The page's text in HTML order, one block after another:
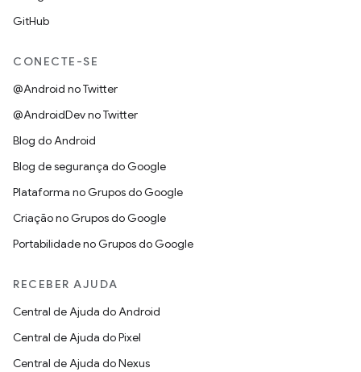
GitHub
CONECTE-SE
@Android no Twitter
@AndroidDev no Twitter
Blog do Android
Blog de segurança do Google
Plataforma no Grupos do Google
Criação no Grupos do Google
Portabilidade no Grupos do Google
RECEBER AJUDA
Central de Ajuda do Android
Central de Ajuda do Pixel
Central de Ajuda do Nexus